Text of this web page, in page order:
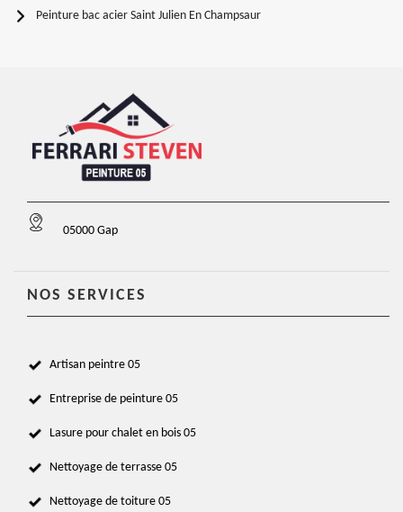
Peinture bac acier Saint Julien En Champsaur
05000 Gap
NOS SERVICES
Artisan peintre 05
Entreprise de peinture 05
Lasure pour chalet en bois 05
Nettoyage de terrasse 05
Nettoyage de toiture 05